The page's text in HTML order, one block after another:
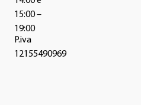
15:00 –
19:00
P.iva
12155490969